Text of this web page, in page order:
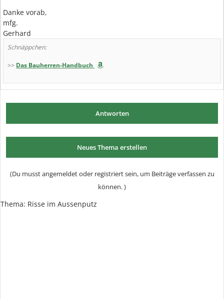
Danke vorab,
mfg.
Gerhard
Schnäppchen:
>> Das Bauherren-Handbuch
Antworten
Neues Thema erstellen
(Du musst angemeldet oder registriert sein, um Beiträge verfassen zu
können. )
Thema: Risse im Aussenputz